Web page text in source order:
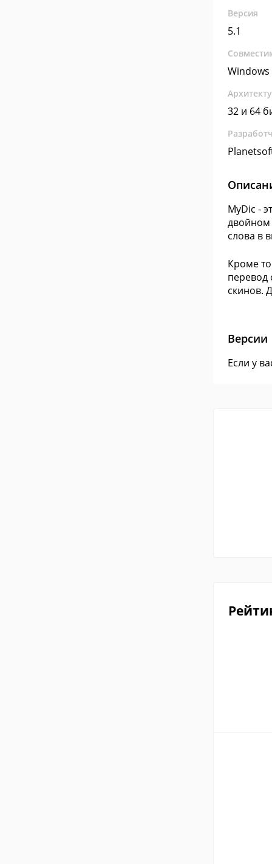
Версия
5.1
Windows
32 и 64
MyDic -
двойном
слова в
Кроме
перевод
скинов.
Версии
Если у